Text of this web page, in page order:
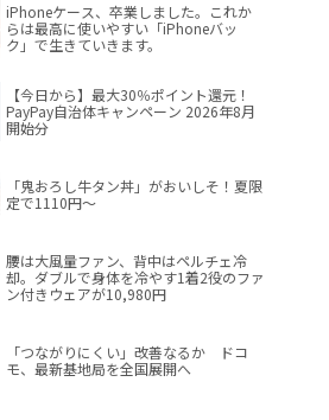
iPhoneケース、卒業しました。これか
らは最高に使いやすい「iPhoneバッ
ク」で生きていきます。
【今日から】最大30％ポイント還元！
PayPay自治体キャンペーン 2026年8月
開始分
「鬼おろし牛タン丼」がおいしそ！夏限
定で1110円～
腰は大風量ファン、背中はペルチェ冷
却。ダブルで身体を冷やす1着2役のファ
ン付きウェアが10,980円
「つながりにくい」改善なるか ドコ
モ、最新基地局を全国展開へ